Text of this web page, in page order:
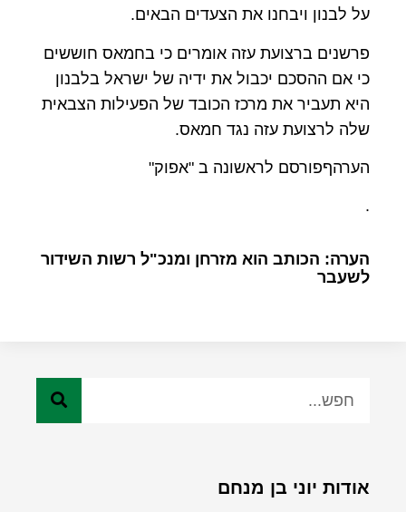
על לבנון ויבחנו את הצעדים הבאים.
פרשנים ברצועת עזה אומרים כי בחמאס חוששים
כי אם ההסכם יכבול את ידיה של ישראל בלבנון
היא תעביר את מרכז הכובד של הפעילות הצבאית
שלה לרצועת עזה נגד חמאס.
הערהףפורסם לראשונה ב "אפוק"
.
הערה: הכותב הוא מזרחן ומנכ"ל רשות השידור
לשעבר
אודות יוני בן מנחם